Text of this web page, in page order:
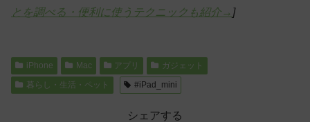
とを調べる・便利に使うテクニックも紹介→ ]
iPhone Mac アプリ
ガジェット
暮らし・生活・ペット
#iPad_mini
シェアする